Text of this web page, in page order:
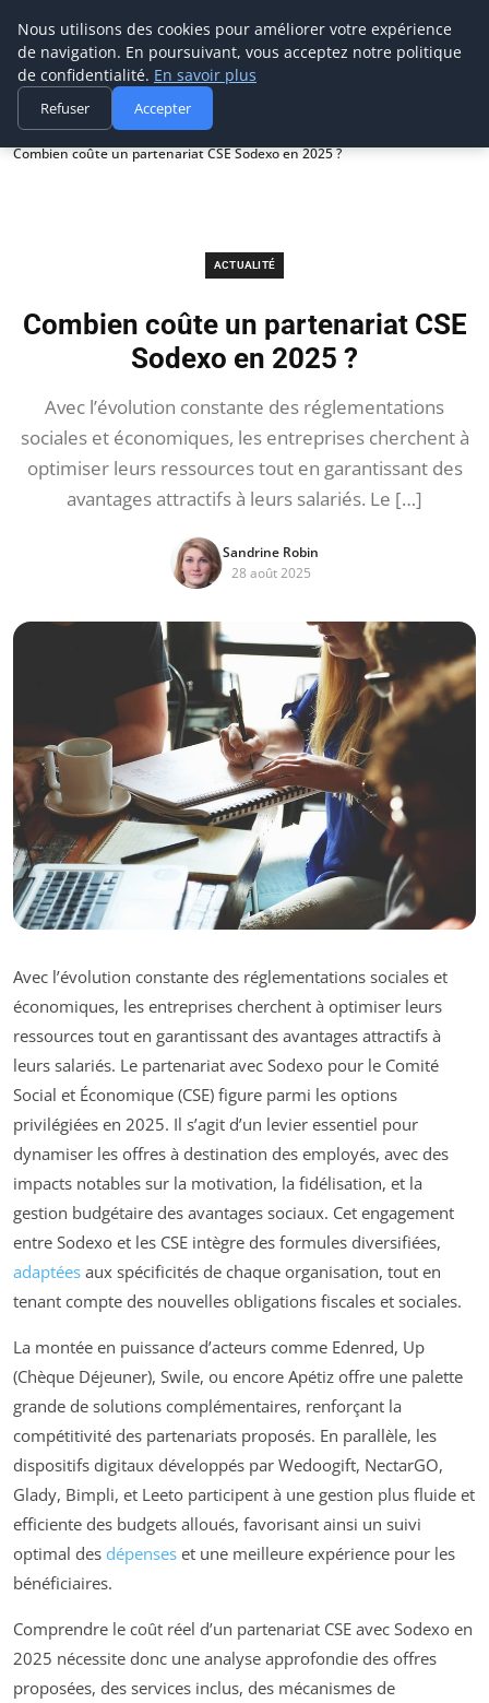
Prospection Pro
Accueil
Actualité
Combien coûte un partenariat CSE Sodexo en 2025 ?
ACTUALITÉ
Combien coûte un partenariat CSE
Sodexo en 2025 ?
Avec l’évolution constante des réglementations
sociales et économiques, les entreprises cherchent à
optimiser leurs ressources tout en garantissant des
avantages attractifs à leurs salariés. Le […]
Sandrine Robin
28 août 2025
Avec l’évolution constante des réglementations sociales et
économiques, les entreprises cherchent à optimiser leurs
ressources tout en garantissant des avantages attractifs à
leurs salariés. Le partenariat avec Sodexo pour le Comité
Social et Économique (CSE) figure parmi les options
privilégiées en 2025. Il s’agit d’un levier essentiel pour
dynamiser les offres à destination des employés, avec des
impacts notables sur la motivation, la fidélisation, et la
gestion budgétaire des avantages sociaux. Cet engagement
entre Sodexo et les CSE intègre des formules diversifiées,
adaptées aux spécificités de chaque organisation, tout en
tenant compte des nouvelles obligations fiscales et sociales.
La montée en puissance d’acteurs comme Edenred, Up
(Chèque Déjeuner), Swile, ou encore Apétiz offre une palette
grande de solutions complémentaires, renforçant la
compétitivité des partenariats proposés. En parallèle, les
dispositifs digitaux développés par Wedoogift, NectarGO,
Glady, Bimpli, et Leeto participent à une gestion plus fluide et
efficiente des budgets alloués, favorisant ainsi un suivi
optimal des dépenses et une meilleure expérience pour les
bénéficiaires.
Comprendre le coût réel d’un partenariat CSE avec Sodexo en
2025 nécessite donc une analyse approfondie des offres
proposées, des services inclus, des mécanismes de
Nous utilisons des cookies pour améliorer votre expérience
de navigation. En poursuivant, vous acceptez notre politique
de confidentialité. En savoir plus
Refuser Accepter